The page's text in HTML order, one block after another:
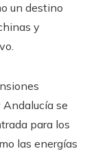
un destino
y
se
para los
las energías